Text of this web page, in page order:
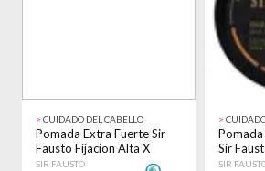
> CUIDADO DEL CABELLO
Pomada Extra Fuerte Sir
Fausto Fijacion Alta X
100ml
SIR FAUSTO
>
Sir
100ml
SIR